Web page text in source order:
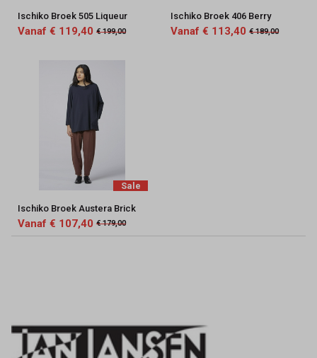
Ischiko Broek 505 Liqueur
Vanaf € 119,40 € 199,00
Ischiko Broek 406 Berry
Vanaf € 113,40 € 189,00
Sale
Ischiko Broek Austera Brick
Vanaf € 107,40 € 179,00